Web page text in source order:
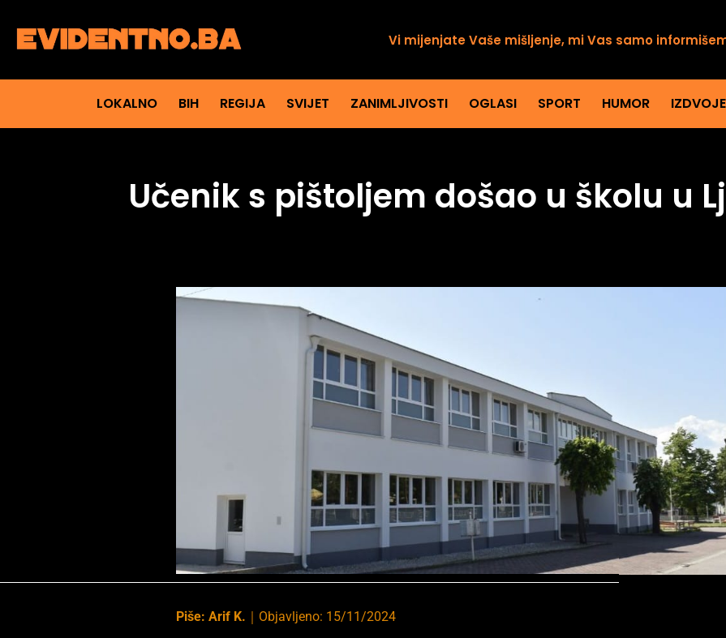
Vi mijenjate Vaše mišljenje, mi Vas samo
LOKALNO BIH REGIJA SVIJET ZANIMLJIVOSTI OGLASI SPORT HUMOR
Učenik s pištoljem došao u školu u
Piše: Arif K. ｜ Objavljeno: 15/11/2024